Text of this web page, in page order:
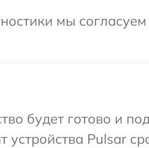
мы
будет готово и
устройства Pulsar